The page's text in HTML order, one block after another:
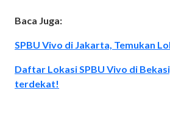
Baca Juga:
SPBU Vivo di Jakarta, Temukan
Daftar Lokasi SPBU Vivo di
terdekat!